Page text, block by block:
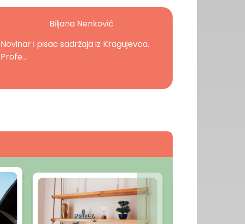
Biljana Nenković
Novinar i pisac sadržaja iz Kragujevca.
Profe...